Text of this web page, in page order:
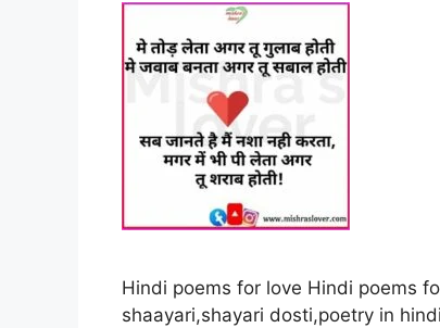
Hindi poems for love Hindi poems for
shaayari,shayari dosti,poetry in